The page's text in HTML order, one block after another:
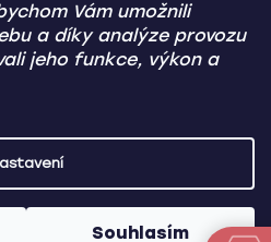
Vám umožnili
a díky analýze provozu
jeho funkce, výkon a
Souhlasím
platby:
Převod
Dobírka
CARVIN AUTODOPLŇKY- Všechna